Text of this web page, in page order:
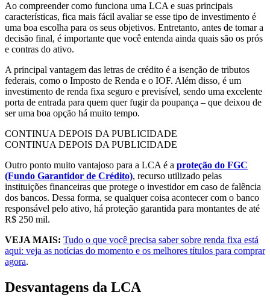
Ao compreender como funciona uma LCA e suas principais
características, fica mais fácil avaliar se esse tipo de investimento é
uma boa escolha para os seus objetivos. Entretanto, antes de tomar a
decisão final, é importante que você entenda ainda quais são os prós
e contras do ativo.
A principal vantagem das letras de crédito é a isenção de tributos
federais, como o Imposto de Renda e o IOF. Além disso, é um
investimento de renda fixa seguro e previsível, sendo uma excelente
porta de entrada para quem quer fugir da poupança – que deixou de
ser uma boa opção há muito tempo.
CONTINUA DEPOIS DA PUBLICIDADE
CONTINUA DEPOIS DA PUBLICIDADE
Outro ponto muito vantajoso para a LCA é a proteção do FGC
(Fundo Garantidor de Crédito), recurso utilizado pelas
instituições financeiras que protege o investidor em caso de falência
dos bancos. Dessa forma, se qualquer coisa acontecer com o banco
responsável pelo ativo, há proteção garantida para montantes de até
R$ 250 mil.
VEJA MAIS: Tudo o que você precisa saber sobre renda fixa está
aqui: veja as notícias do momento e os melhores títulos para comprar
agora.
Desvantagens da LCA